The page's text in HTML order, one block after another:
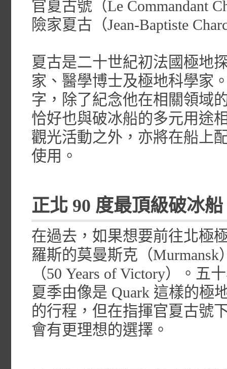
官夏古號（Le Commandant
險家夏古（Jean-Baptiste
夏古是二十世紀初法國極地
家、醫學博士及極地科學家
字，除了紀念他在相關領域
恰好也與破冰船的多元用途
觀光活動之外，亦將在船上
使用。
正北 90 度最頂級破冰船
在過去，如果想要前往北極
羅斯的莫曼斯克（
（50 Years of Victory）。
夏季由像是 Quark 這樣的極
的行程，但在指揮官夏古號
會有更理想的選擇。